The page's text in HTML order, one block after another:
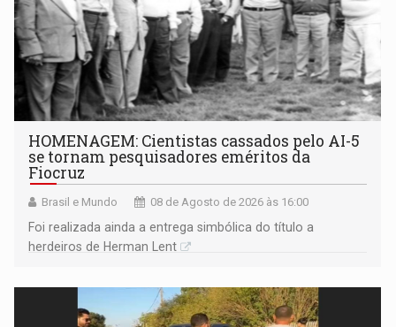
HOMENAGEM: Cientistas cassados pelo AI-5
se tornam pesquisadores eméritos da
Fiocruz
Brasil e Mundo 08 de Agosto de 2026 às 16:00
Foi realizada ainda a entrega simbólica do título a
herdeiros de Herman Lent